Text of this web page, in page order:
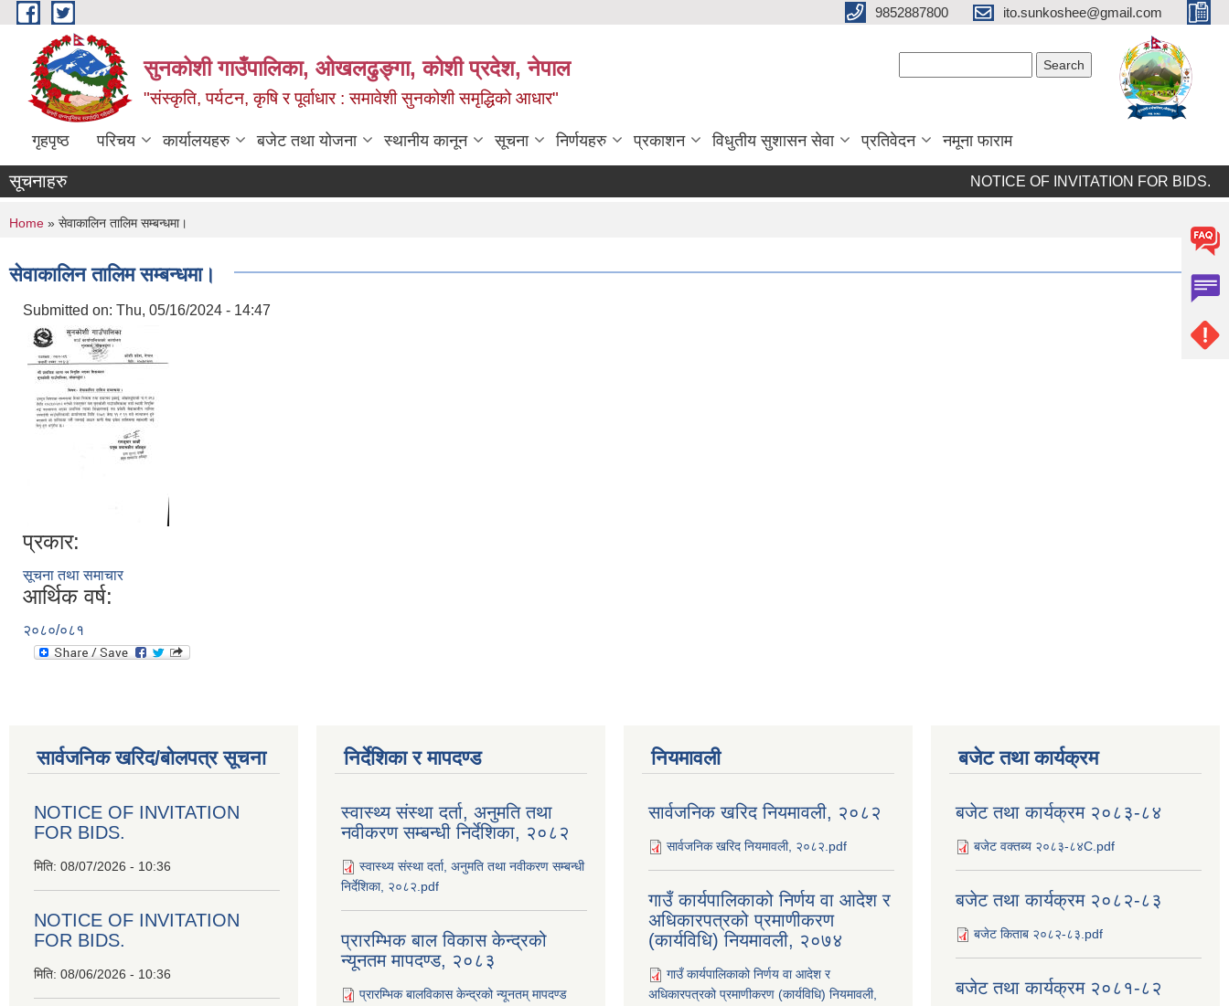
Skip to main content 9852887800 ito.sunkoshee@gmail.com
सुनकोशी गाउँपालिका, ओखलढुङ्गा, कोशी प्रदेश, नेपाल
"संस्कृति, पर्यटन, कृषि र पूर्वाधार : समावेशी सुनकोशी समृद्धिको आधार"
गृहपृष्ठ परिचय कार्यालयहरु बजेट तथा योजना स्थानीय कानून सूचना निर्णयहरु प्रकाशन विधुतीय सुशासन सेवा प्रतिवेदन नमूना फाराम
सूचनाहरु NOTICE OF INVITATION FOR BIDS.
You are here
Home » सेवाकालिन तालिम सम्बन्धमा।
सेवाकालिन तालिम सम्बन्धमा।
Submitted on: Thu, 05/16/2024 - 14:47
प्रकार:
सूचना तथा समाचार
आर्थिक वर्ष:
२०८०/०८१
सार्वजनिक खरिद/बोलपत्र सूचना
NOTICE OF INVITATION
FOR BIDS.
मिति: 08/07/2026 - 10:36
NOTICE OF INVITATION
FOR BIDS.
मिति: 08/06/2026 - 10:36
निर्देशिका र मापदण्ड
स्वास्थ्य संस्था दर्ता, अनुमति तथा
नवीकरण सम्बन्धी निर्देशिका, २०८२
स्वास्थ्य संस्था दर्ता, अनुमति तथा नवीकरण सम्बन्धी
निर्देशिका, २०८२.pdf
प्रारम्भिक बाल विकास केन्द्रको
न्यूनतम मापदण्ड, २०८३
प्रारम्भिक बालविकास केन्द्रको न्यूनतम् मापदण्ड
नियमावली
सार्वजनिक खरिद नियमावली, २०८२
सार्वजनिक खरिद नियमावली, २०८२.pdf
गाउँ कार्यपालिकाको निर्णय वा आदेश र
अधिकारपत्रको प्रमाणीकरण
(कार्यविधि) नियमावली, २०७४
गाउँ कार्यपालिकाको निर्णय वा आदेश र
अधिकारपत्रको प्रमाणीकरण (कार्यविधि) नियमावली,
बजेट तथा कार्यक्रम
बजेट तथा कार्यक्रम २०८३-८४
बजेट वक्तब्य २०८३-८४C.pdf
बजेट तथा कार्यक्रम २०८२-८३
बजेट किताब २०८२-८३.pdf
बजेट तथा कार्यक्रम २०८१-८२